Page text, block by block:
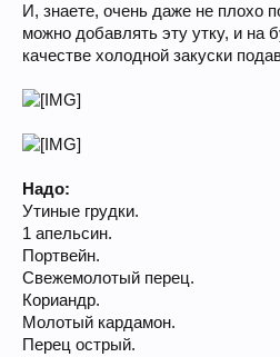
И, знаете, очень даже не плохо
можно добавлять эту утку, и на
качестве холодной закуски
Надо:
Утиные грудки.
1 апельсин.
Портвейн.
Свежемолотый перец.
Кориандр.
Молотый кардамон.
Перец острый.